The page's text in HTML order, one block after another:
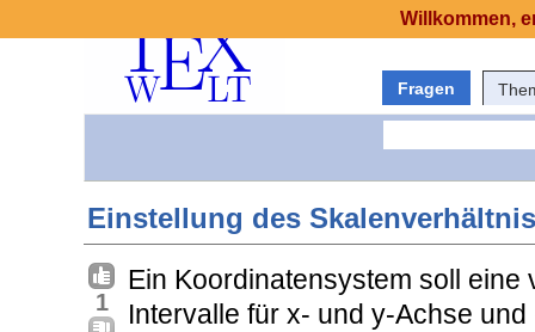
Fragen
Einstellung des
1
Ein Koordinatensystem soll
Intervalle für x- und y-Achse
Willkommen,